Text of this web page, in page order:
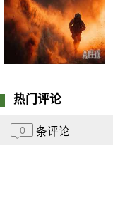
热门评论
0 条评论